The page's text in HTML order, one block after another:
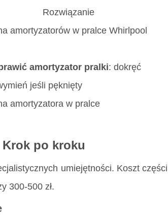
Rozwiązanie
amortyzatorów w pralce Whirlpool
amortyzator pralki: dokręć
jeśli pęknięty
amortyzatora w pralce
po kroku
umiejętności. Koszt części
300-500 zł.